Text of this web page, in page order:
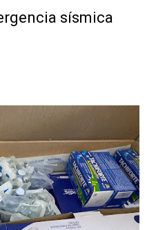
gratuito de electrónica
grado para promover el
seguridad ciudadana
económico con taller de
e impulsa la economía
sembraron 110
fortalecen la atención
sísmica